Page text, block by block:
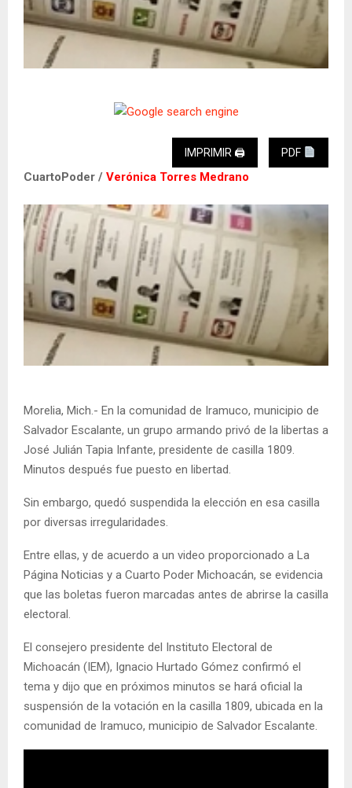
IMPRIMIR 🖨 PDF
CuartoPoder / Verónica Torres Medrano
Morelia, Mich.- En la comunidad de Iramuco, municipio de
Salvador Escalante, un grupo armando privó de la libertas a
José Julián Tapia Infante, presidente de casilla 1809.
Minutos después fue puesto en libertad.
Sin embargo, quedó suspendida la elección en esa casilla
por diversas irregularidades.
Entre ellas, y de acuerdo a un video proporcionado a La
Página Noticias y a Cuarto Poder Michoacán, se evidencia
que las boletas fueron marcadas antes de abrirse la casilla
electoral.
El consejero presidente del Instituto Electoral de
Michoacán (IEM), Ignacio Hurtado Gómez confirmó el
tema y dijo que en próximos minutos se hará oficial la
suspensión de la votación en la casilla 1809, ubicada en la
comunidad de Iramuco, municipio de Salvador Escalante.